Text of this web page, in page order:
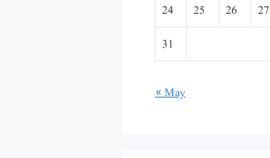
24
25 26 27
31
« May